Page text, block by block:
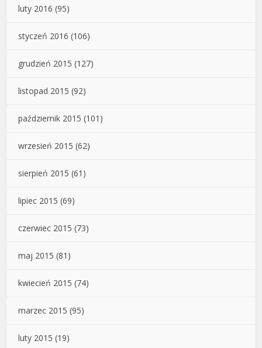
luty 2016 (95)
styczeń 2016 (106)
grudzień 2015 (127)
listopad 2015 (92)
październik 2015 (101)
wrzesień 2015 (62)
sierpień 2015 (61)
lipiec 2015 (69)
czerwiec 2015 (73)
maj 2015 (81)
kwiecień 2015 (74)
marzec 2015 (95)
luty 2015 (19)